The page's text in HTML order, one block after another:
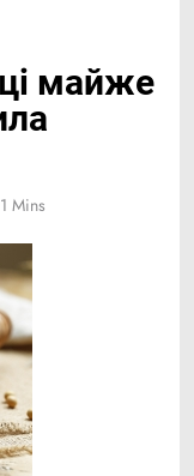
майже
1 Mins